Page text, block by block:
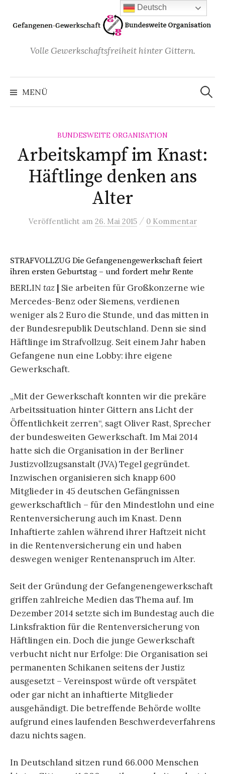
Inhalt
überspringen
Volle Gewerkschaftsfreiheit hinter Gittern.
MENÜ
Suchen
nach:
BUNDESWEITE ORGANISATION
Arbeitskampf im Knast:
Häftlinge denken ans
Alter
Veröffentlicht am 26. Mai 2015 / 0 Kommentar
STRAFVOLLZUG Die Gefangenengewerkschaft feiert
ihren ersten Geburtstag – und fordert mehr Rente
BERLIN taz | Sie arbeiten für Großkonzerne wie
Mercedes-Benz oder Siemens, verdienen
weniger als 2 Euro die Stunde, und das mitten in
der Bundesrepublik Deutschland. Denn sie sind
Häftlinge im Strafvollzug. Seit einem Jahr haben
Gefangene nun eine Lobby: ihre eigene
Gewerkschaft.
„Mit der Gewerkschaft konnten wir die prekäre
Arbeitssituation hinter Gittern ans Licht der
Öffentlichkeit zerren“, sagt Oliver Rast, Sprecher
der bundesweiten Gewerkschaft. Im Mai 2014
hatte sich die Organisation in der Berliner
Justizvollzugsanstalt (JVA) Tegel gegründet.
Inzwischen organisieren sich knapp 600
Mitglieder in 45 deutschen Gefängnissen
gewerkschaftlich – für den Mindestlohn und eine
Rentenversicherung auch im Knast. Denn
Inhaftierte zahlen während ihrer Haftzeit nicht
in die Rentenversicherung ein und haben
deswegen weniger Rentenanspruch im Alter.
Seit der Gründung der Gefangenengewerkschaft
griffen zahlreiche Medien das Thema auf. Im
Dezember 2014 setzte sich im Bundestag auch die
Linksfraktion für die Rentenversicherung von
Häftlingen ein. Doch die junge Gewerkschaft
verbucht nicht nur Erfolge: Die Organisation sei
permanenten Schikanen seitens der Justiz
ausgesetzt – Vereinspost würde oft verspätet
oder gar nicht an inhaftierte Mitglieder
ausgehändigt. Die betreffende Behörde wollte
aufgrund eines laufenden Beschwerdeverfahrens
dazu nichts sagen.
In Deutschland sitzen rund 66.000 Menschen
Deutsch